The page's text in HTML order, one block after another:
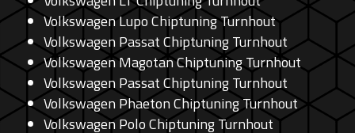
Volkswagen Lupo Chiptuning Turnhout
Volkswagen Passat Chiptuning Turnhout
Volkswagen Magotan Chiptuning Turnhout
Volkswagen Passat Chiptuning Turnhout
Volkswagen Phaeton Chiptuning Turnhout
Volkswagen Polo Chiptuning Turnhout